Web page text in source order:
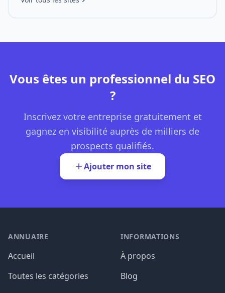
Vous êtes un professionnel du SEO
?
Inscrivez votre entreprise gratuitement et
gagnez en visibilité auprès de milliers de
prospects qualifiés.
Ajouter mon site
ANNUAIRE
Accueil
Toutes les catégories
INFORMATIONS
À propos
Blog